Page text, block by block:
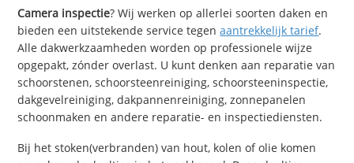
Camera inspectie? Wij werken op allerlei soorten daken en
bieden een uitstekende service tegenaantrekkelijk tarief.
Alle dakwerkzaamheden worden op professionele wijze
opgepakt, zónder overlast. U kunt denken aan reparatie van
schoorstenen, schoorsteenreiniging, schoorsteeninspectie,
dakgevelreiniging, dakpannenreiniging, zonnepanelen
schoonmaken en andere reparatie- en inspectiediensten.
Bij het stoken(verbranden) van hout, kolen of olie komen